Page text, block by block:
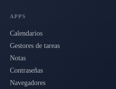
APPS
Calendarios
Gestores de tareas
Notas
Contraseñas
Navegadores